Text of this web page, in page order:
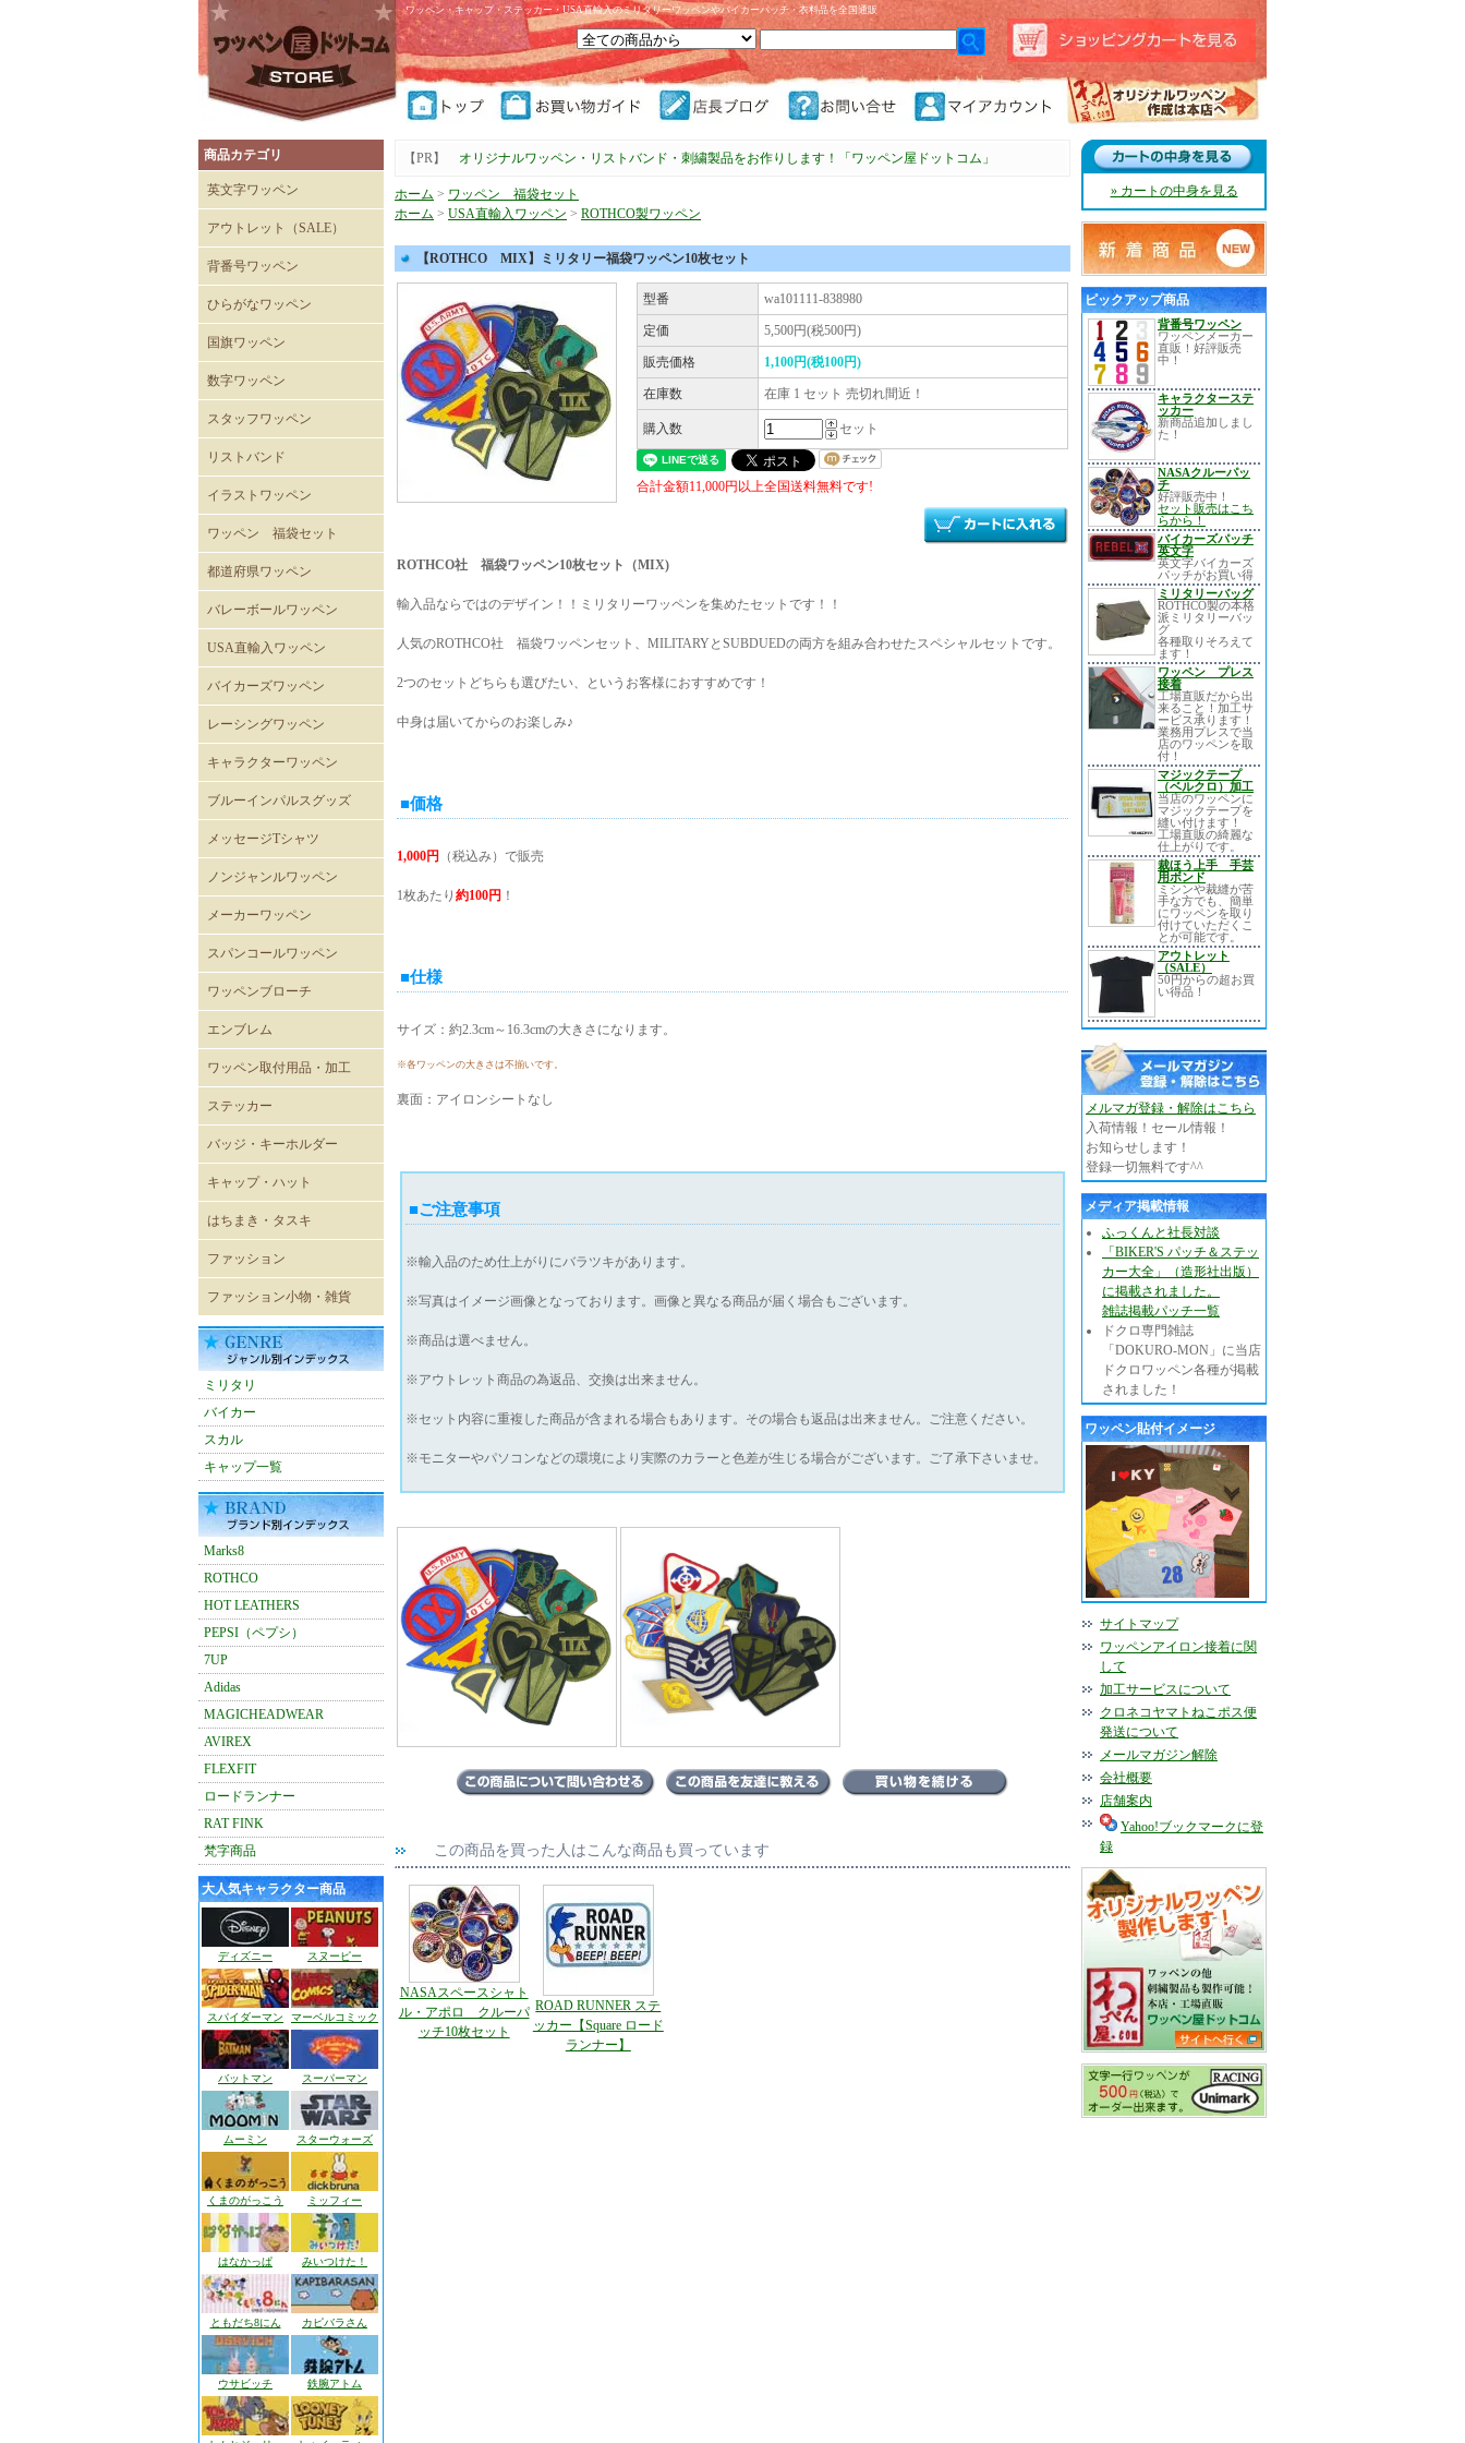
ワッペン・キャップ・ステッカー・USA直輸入のミリタリーワッペンやバイカーパッチ・衣料品を全国通販
商品カテゴリ
英文字ワッペン
アウトレット（SALE）
Tシャツ
キャップ
背番号ワッペン
ひらがなワッペン
国旗ワッペン
数字ワッペン
スタッフワッペン
ン
ン
リストバンド
イラストワッペン
ワッペン 福袋セット
都道府県ワッペン
バレーボールワッペン
バレーボール
USA直輸入ワッペン
ROTHCOミリタリーワッペ
ミリタリーワッペン
階級章ワッペン
テープタグ
スカルワッペン
バイカーワッペン
警察･消防ワッペン
徽章ワッペン
スラングワッペン
国旗ワッペン
アニマルワッペン
バラエティーワッペン
NASAクルーパッチ
バイカーズワッペン
イズ
レーシングワッペン
キャラクターワッペン
スヌーピー
ディズニー
ムーミン
くまのがっこう
ROAD RUNNER ワッペン
CLAY SMITH
FELIX
トムとジェリー
バットマン
スーパーマン
トゥイーティー
スターウォーズ
スパイダーマン
マーベル・コミック
RATFINK
ミッフィー
デッドベア
NHKはなかっぱ
ともだち8にん
カピバラさん
セサミストリート
NHKみいつけた
ウサビッチ
パラッパラッパー
鉄腕アトム
ハッピーツリーフレンズ
ガーフィールド
ブルーインパルスグッズ
メッセージTシャツ
ノンジャンルワッペン
メーカーワッペン
スパンコールワッペン
ワッペンブローチ
エンブレム
既成ワッペン エンブレム
ワッペン取付用品・加工
ステッカー
レーシングステッカー
バイカーステッカー
ミリタリーステッカー
ヴィンテージ風ステッカー
キャラクターステッカー
ウォールステッカー
バッジ・キーホルダー
USA直輸入ピンバッジ
キーホルダー
ジッパープル
キーケース
パスケース
キャップ・ハット
キャップ
ON-FIELD SHAPE〕
はちまき・タスキ
ファッション
無地Tシャツ・タンクトップ
プリントTシャツ
トレーナー・パーカー
ウィンドブレーカー
ジャンパー・コート
ファッション小物・雑貨
雑貨
ネックウォーマー
マグカップ
ミリタリーバッグ他
トートバッグ
バンダナ
タオル
防災グッズ
雑誌
アメリカン雑貨
スマホグッズ
ミリタリ
バイカー
スカル
キャップ一覧
Marks8
ROTHCO
HOT LEATHERS
PEPSI（ペプシ）
7UP
Adidas
MAGICHEADWEAR
AVIREX
FLEXFIT
ロードランナー
RAT FINK
梵字商品
大人気キャラクター商品
ディズニー スヌーピー
スパイダーマン マーベルコミック
バットマン スーパーマン
ムーミン スターウォーズ
くまのがっこう ミッフィー
はなかっぱ みいつけた！
ともだち8にん カピバラさん
ウサビッチ 鉄腕アトム
【PR】 オリジナルワッペン・リストバンド・刺繍製品をお作りします！「ワッペン屋ドットコム」
ホーム > ワッペン 福袋セット
ホーム > USA直輸入ワッペン > ROTHCO製ワッペン
【ROTHCO MIX】ミリタリー福袋ワッペン10枚セット
型番 wa101111-838980
定価 5,500円(税500円)
販売価格 1,100円(税100円)
在庫数 在庫 1 セット 売切れ間近！
購入数 セット
合計金額11,000円以上全国送料無料です!
ROTHCO社 福袋ワッペン10枚セット（MIX)
輸入品ならではのデザイン！！ミリタリーワッペンを集めたセットです！！
人気のROTHCO社 福袋ワッペンセット、MILITARYとSUBDUEDの両方を組み合わせたスペシャルセットです。
2つのセットどちらも選びたい、というお客様におすすめです！
中身は届いてからのお楽しみ♪
■価格
1,000円 （税込み）で販売
1枚あたり 約100円 ！
■仕様
サイズ：約2.3cm～16.3cmの大きさになります。
※各ワッペンの大きさは不揃いです。
裏面：アイロンシートなし
■ご注意事項
※輸入品のため仕上がりにバラツキがあります。
※写真はイメージ画像となっております。画像と異なる商品が届く場合もございます。
※商品は選べません。
※アウトレット商品の為返品、交換は出来ません。
※セット内容に重複した商品が含まれる場合もあります。その場合も返品は出来ません。ご注意ください。
※モニターやパソコンなどの環境により実際のカラーと色差が生じる場合がございます。ご了承下さいませ。
この商品を買った人はこんな商品も買っています
NASAスペースシャト
ル・アポロ クルーパ
ッチ10枚セット
ROAD RUNNER ステ
ッカー【Square ロード
ランナー】
» カートの中身を見る
ピックアップ商品
背番号ワッペン
ワッペンメーカー
直販！好評販売
中！
キャラクターステ
ッカー
新商品追加しまし
た！
NASAクルーパッ
チ
好評販売中！
セット販売はこち
らから！
バイカーズパッチ
英文字
英文字バイカーズ
パッチがお買い得
ミリタリーバッグ
ROTHCO製の本格
派ミリタリーバッ
グ
各種取りそろえて
ます！
ワッペン プレス
接着
工場直販だから出
来ること！加工サ
ービス承ります！
業務用プレスで当
店のワッペンを取
付！
マジックテープ
（ベルクロ）加工
当店のワッペンに
マジックテープを
縫い付けます！
工場直販の綺麗な
仕上がりです。
裁ほう上手 手芸
用ボンド
ミシンや裁縫が苦
手な方でも、簡単
にワッペンを取り
付けていただくこ
とが可能です。
アウトレット
（SALE）
50円からの超お買
い得品！
メルマガ登録・解除はこちら
入荷情報！セール情報！
お知らせします！
登録一切無料です^^
メディア掲載情報
ふっくんと社長対談
「BIKER'S パッチ＆ステッ
カー大全」（造形社出版）
に掲載されました。
雑誌掲載パッチ一覧
ドクロ専門雑誌
「DOKURO-MON」に当店
ドクロワッペン各種が掲載
されました！
ワッペン貼付イメージ
サイトマップ
ワッペンアイロン接着に関
して
加工サービスについて
クロネコヤマトねこポス便
発送について
メールマガジン解除
会社概要
店舗案内
Yahoo!ブックマークに登
録